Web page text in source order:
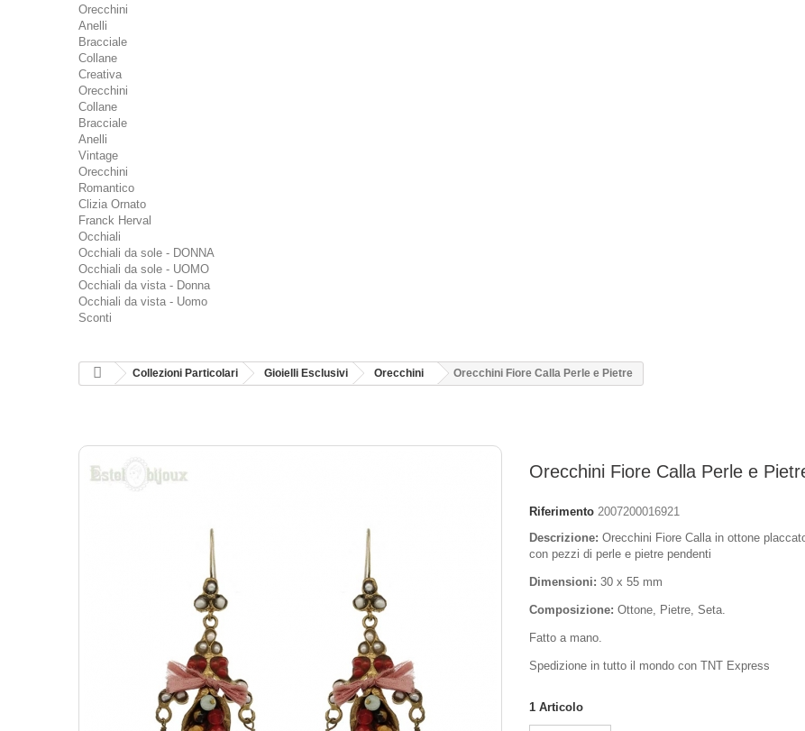
Orecchini
Anelli
Bracciale
Collane
Creativa
Orecchini
Collane
Bracciale
Anelli
Vintage
Orecchini
Romantico
Clizia Ornato
Franck Herval
Occhiali
Occhiali da sole - DONNA
Occhiali da sole - UOMO
Occhiali da vista - Donna
Occhiali da vista - Uomo
Sconti
Collezioni Particolari Gioielli Esclusivi Orecchini Orecchini Fiore Calla Perle e Pietre
Orecchini Fiore Calla Perle e
Riferimento 2007200016921
Descrizione: Orecchini Fiore Calla in ottone
con pezzi di perle e pietre pendenti
Dimensioni: 30 x 55 mm
Composizione: Ottone, Pietre, Seta.
Fatto a mano.
Spedizione in tutto il mondo con TNT Express
1 Articolo